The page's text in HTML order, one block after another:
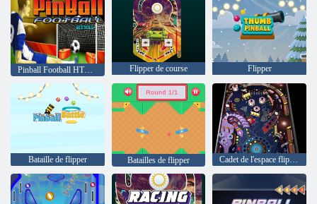
Pinball Football HTML5 Flipper de course Flipper
Bataille de flipper Batailles de flipper Cadet de l'espace flipper modèle 3D